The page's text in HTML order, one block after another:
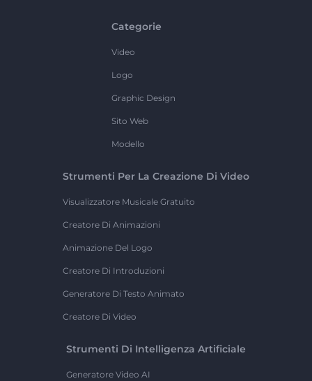
Categorie
Video
Logo
Graphic Design
Sito Web
Modello
Strumenti Per La Creazione Di Video
Visualizzatore Musicale Gratuito
Creatore Di Animazioni
Animazione Del Logo
Creatore Di Introduzioni
Generatore Di Testo Animato
Creatore Di Video
Strumenti Di Intelligenza Artificiale
Generatore Video AI